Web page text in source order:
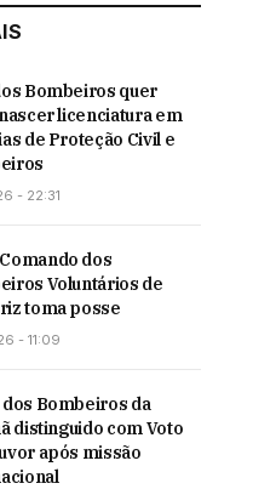
Bombeiros quer
licenciatura em
de Proteção Civil e
- 22:31
dos
Voluntários de
toma posse
- 11:09
dos Bombeiros da
distinguido com Voto
após missão